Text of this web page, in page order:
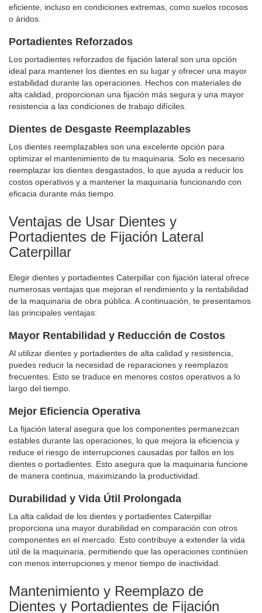
eficiente, incluso en condiciones extremas, como suelos rocosos
o áridos.
Portadientes Reforzados
Los portadientes reforzados de fijación lateral son una opción
ideal para mantener los dientes en su lugar y ofrecer una mayor
estabilidad durante las operaciones. Hechos con materiales de
alta calidad, proporcionan una fijación más segura y una mayor
resistencia a las condiciones de trabajo difíciles.
Dientes de Desgaste Reemplazables
Los dientes reemplazables son una excelente opción para
optimizar el mantenimiento de tu maquinaria. Solo es necesario
reemplazar los dientes desgastados, lo que ayuda a reducir los
costos operativos y a mantener la maquinaria funcionando con
eficacia durante más tiempo.
Ventajas de Usar Dientes y
Portadientes de Fijación Lateral
Caterpillar
Elegir dientes y portadientes Caterpillar con fijación lateral ofrece
numerosas ventajas que mejoran el rendimiento y la rentabilidad
de la maquinaria de obra pública. A continuación, te presentamos
las principales ventajas:
Mayor Rentabilidad y Reducción de Costos
Al utilizar dientes y portadientes de alta calidad y resistencia,
puedes reducir la necesidad de reparaciones y reemplazos
frecuentes. Esto se traduce en menores costos operativos a lo
largo del tiempo.
Mejor Eficiencia Operativa
La fijación lateral asegura que los componentes permanezcan
estables durante las operaciones, lo que mejora la eficiencia y
reduce el riesgo de interrupciones causadas por fallos en los
dientes o portadientes. Esto asegura que la maquinaria funcione
de manera continua, maximizando la productividad.
Durabilidad y Vida Útil Prolongada
La alta calidad de los dientes y portadientes Caterpillar
proporciona una mayor durabilidad en comparación con otros
componentes en el mercado. Esto contribuye a extender la vida
útil de la maquinaria, permitiendo que las operaciones continúen
con menos interrupciones y menor tiempo de inactividad.
Mantenimiento y Reemplazo de
Dientes y Portadientes de Fijación